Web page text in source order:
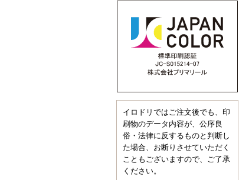
イロドリではご注文後でも、印
刷物のデータ内容が、公序良
俗・法律に反するものと判断し
た場合、お断りさせていただく
こともございますので、ご了承
ください。